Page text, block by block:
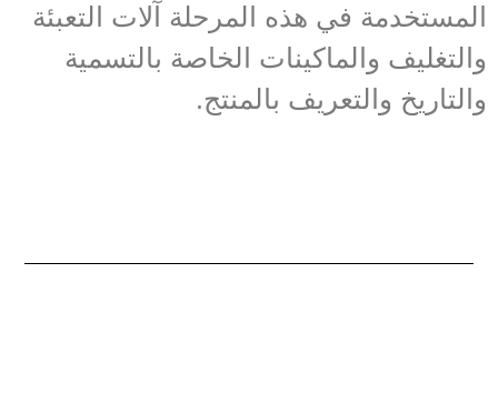
المستخدمة في هذه المرحلة آلات التعبئة
والتغليف والماكينات الخاصة بالتسمية
والتاريخ والتعريف بالمنتج.